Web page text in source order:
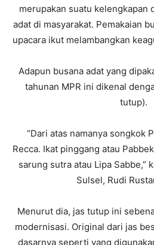
merupakan suatu kelengkapan
adat di masyarakat. Pemakaian
upacara ikut melambangkan
Adapun busana adat yang
tahunan MPR ini dikenal
tutup).
“Dari atas namanya songkok
Recca. Ikat pinggang atau
sarung sutra atau Lipa Sabbe,”
Sulsel, Rudi
Menurut dia, jas tutup ini
modernisasi. Original dari jas
dasarnya seperti yang